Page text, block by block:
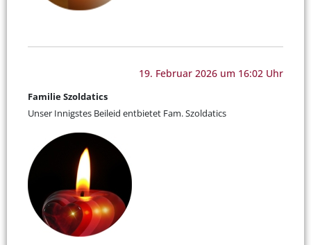
19. Februar 2026 um 16:02 Uhr
Familie Szoldatics
Unser Innigstes Beileid entbietet Fam. Szoldatics